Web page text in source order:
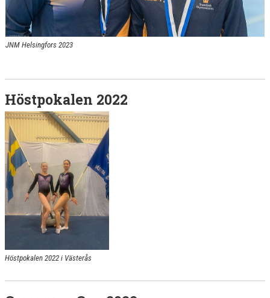
JNM Helsingfors 2023
Höstpokalen 2022
Höstpokalen 2022 i Västerås